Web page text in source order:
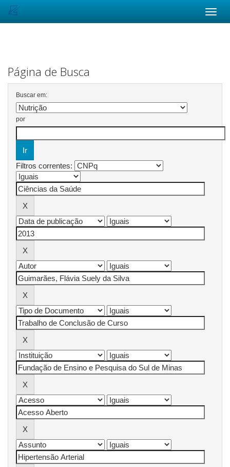
Página de Busca
Buscar em:
por
Filtros correntes: